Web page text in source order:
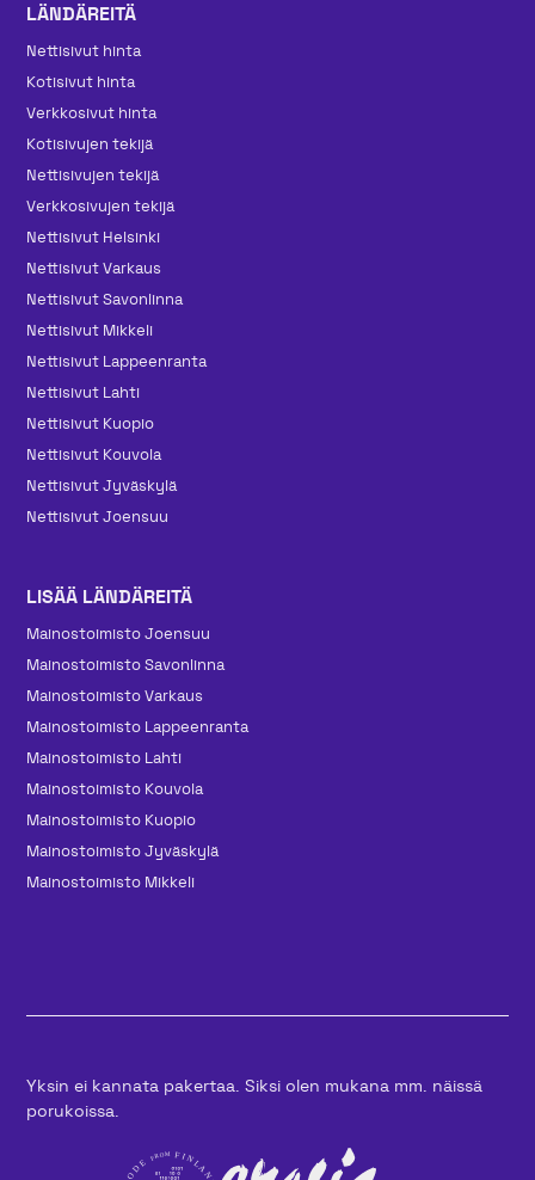
LÄNDÄREITÄ
Nettisivut hinta
Kotisivut hinta
Verkkosivut hinta
Kotisivujen tekijä
Nettisivujen tekijä
Verkkosivujen tekijä
Nettisivut Helsinki
Nettisivut Varkaus
Nettisivut Savonlinna
Nettisivut Mikkeli
Nettisivut Lappeenranta
Nettisivut Lahti
Nettisivut Kuopio
Nettisivut Kouvola
Nettisivut Jyväskylä
Nettisivut Joensuu
LISÄÄ LÄNDÄREITÄ
Mainos­toimisto Joensuu
Mainos­toimisto Savonlinna
Mainos­toimisto Varkaus
Mainos­toimisto Lappeenranta
Mainos­toimisto Lahti
Mainos­toimisto Kouvola
Mainos­toimisto Kuopio
Mainos­toimisto Jyväskylä
Mainos­toimisto Mikkeli
Yksin ei kannata pakertaa. Siksi olen mukana mm. näissä
porukoissa.